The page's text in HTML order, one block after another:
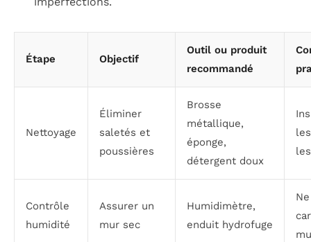
Étape Objectif
Outil ou produit
recommandé
Nettoyage
Éliminer
saletés et
poussières
Brosse
métallique,
éponge,
détergent doux
Contrôle
humidité
Assurer un
mur sec
Humidimètre,
enduit hydrofuge